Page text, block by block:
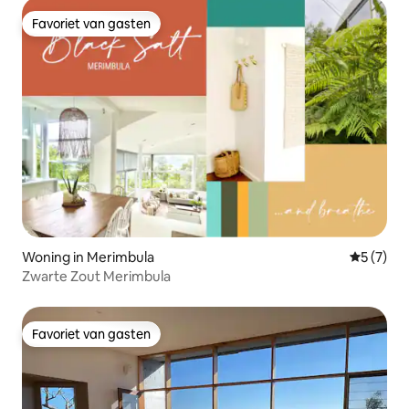
Favoriet van gasten
Favoriet van gasten
Woning in Merimbula
5 (7)
Zwarte Zout Merimbula
Favoriet van gasten
Favoriet van gasten